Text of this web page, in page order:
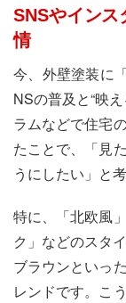
SNSやインス
情
今、外壁塗装に
NSの普及と“映
ラムなどで住宅
たことで、「見
うにしたい」と
特に、「北欧風
ク」などのスタ
ブラウンといっ
レンドです。こ